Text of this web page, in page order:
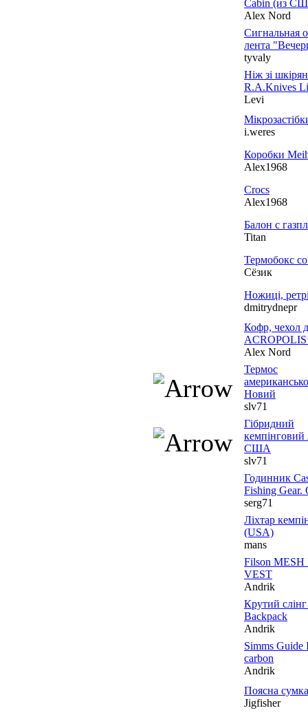
Cabin (из
Alex Nord
Сигнальная
лента
tyvaly
Ніж зі
R.A.Knives
Levi
i.weres
Коробки
Alex1968
Crocs
Alex1968
Балон с
Titan
Термобокс
Сёзик
Ножиці,
dmitrydnepr
Кофр, чехол
Alex Nord
Термос
Новий
slv71
Гібридний
кемпінговий
США
slv71
Годинник
Fishing Gear.
serg71
Ліхтар
(USA)
mans
Filson
VEST
Andrik
Крутий
Backpack
Andrik
Simms Guide
carbon
Andrik
Поясна
Jigfisher